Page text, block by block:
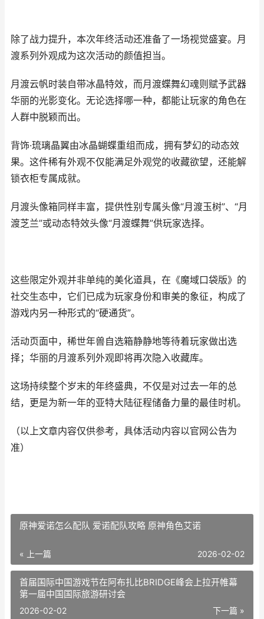
除了战力提升，本次年终活动还准备了一场视觉盛宴。月
渡系列外观成为这次活动的颜值担当。
月渡云帆时装自带冰晶特效，而月渡蝶舞幻魂则赋予武器
华丽的光影变化。无论选择哪一种，都能让玩家的角色在
人群中脱颖而出。
背饰·琉璃晶翼由冰晶蝴蝶重组而成，拥有梦幻的动态效
果。这件稀有外观不仅能满足外观党的收藏欲望，还能解
锁衣柜专属成就。
月渡头像箱同样丰富，提供性别专属头像“月渡玉树”、“月
渡芝兰”或动态特效头像“月渡蝶舞”供玩家选择。
这些限定外观并非单纯的美化道具，在《魔域口袋版》的
社交生态中，它们已成为玩家身份和审美的象征，构成了
游戏内另一种形式的“硬通货”。
活动页面中，稀世年兽自选箱静静地等待着玩家做出选
择；华丽的月渡系列外观即将再次隐入收藏库。
这场持续整个岁末的年终盛典，不仅是对过去一年的总
结，更是为新一年的亚特大陆征程储备力量的最佳时机。
（以上文章内容仅供参考，具体活动内容以官网公告为
准）
原神爱诺怎么配队 爱诺配队攻略 原神角色艾诺
« 上一篇 2026-02-02
首届国际中国游戏节在阿布扎比BRIDGE峰会上拉开帷幕
第一届中国国际旅游研讨会
下一篇 »
2026-02-02